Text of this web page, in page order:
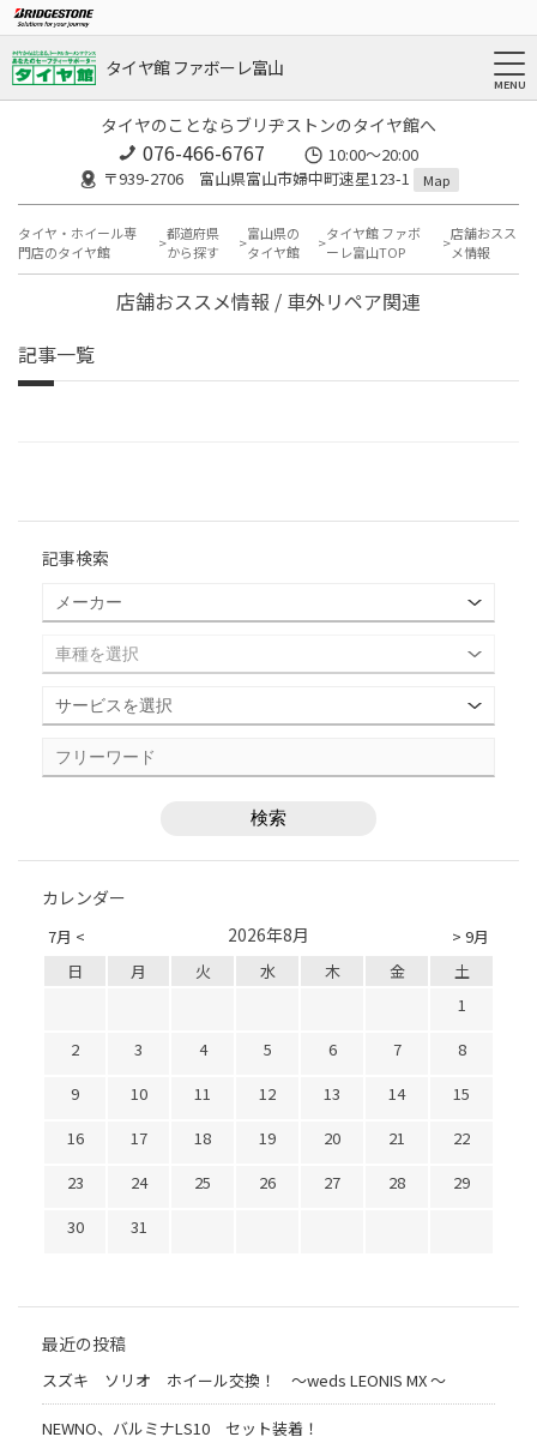
タイヤ館 ファボーレ富山
タイヤのことならブリヂストンのタイヤ館へ
076-466-6767
10:00～20:00
〒939-2706 富山県富山市婦中町速星123-1
Map
タイヤ・ホイール専
門店のタイヤ館
都道府県
から探す
富山県の
タイヤ館
タイヤ館 ファボ
ーレ富山TOP
店舗おスス
メ情報
店舗おススメ情報 / 車外リペア関連
記事一覧
記事検索
カレンダー
7月 < > 9月
2026年8月
日 月 火 水 木 金
土
1
2
3 4 5 6 7
8
9
10 11 12 13 14
15
16
17 18 19 20 21
22
23
24 25 26 27 28
29
30
31
最近の投稿
スズキ ソリオ ホイール交換！ 〜weds LEONIS MX 〜
NEWNO、バルミナLS10 セット装着！